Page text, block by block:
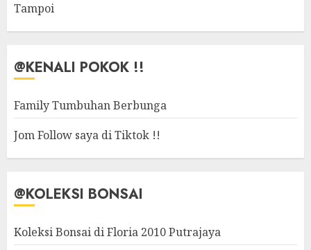
Tampoi
@KENALI POKOK !!
Family Tumbuhan Berbunga
Jom Follow saya di Tiktok !!
@KOLEKSI BONSAI
Koleksi Bonsai di Floria 2010 Putrajaya